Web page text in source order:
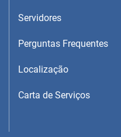
Servidores
Perguntas Frequentes
Localização
Carta de Serviços